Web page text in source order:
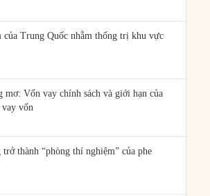
của Trung Quốc nhằm thống trị khu vực
mơ: Vốn vay chính sách và giới hạn của
vay vốn
thành “phòng thí nghiệm” của phe